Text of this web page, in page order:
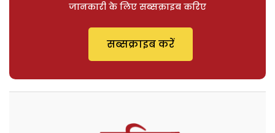
जानकारी के लिए सब्सक्राइब करिए
सब्सक्राइब करें